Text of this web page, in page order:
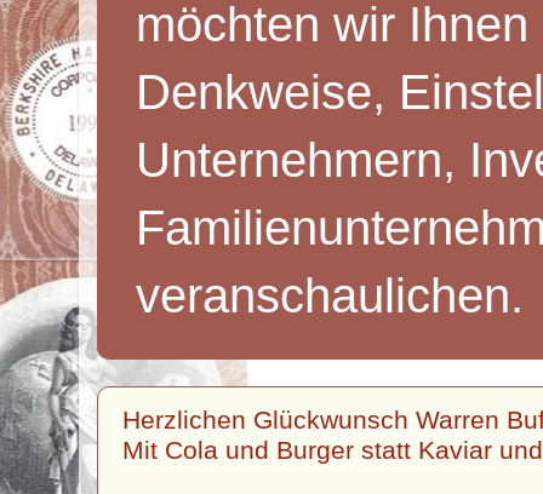
möchten wir
Denkweise,
Unternehmern,
veranschaulichen.
Herzlichen Glückwunsch Warren
Mit Cola und Burger statt Kaviar